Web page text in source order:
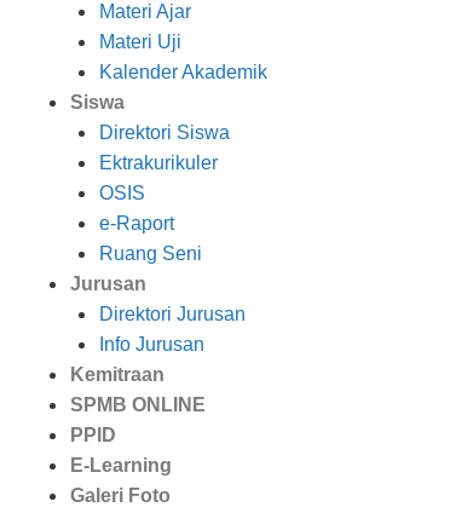
Materi Ajar
Materi Uji
Kalender Akademik
Siswa
Direktori Siswa
Ektrakurikuler
OSIS
e-Raport
Ruang Seni
Jurusan
Direktori Jurusan
Info Jurusan
Kemitraan
SPMB ONLINE
PPID
E-Learning
Galeri Foto